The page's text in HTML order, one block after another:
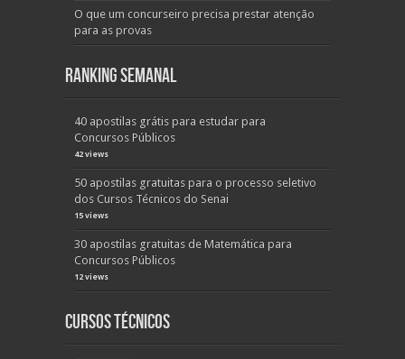
O que um concurseiro precisa prestar atenção
para as provas
Ranking Semanal
40 apostilas grátis para estudar para
Concursos Públicos
42 views
50 apostilas gratuitas para o processo seletivo
dos Cursos Técnicos do Senai
15 views
30 apostilas gratuitas de Matemática para
Concursos Públicos
12 views
Cursos Técnicos